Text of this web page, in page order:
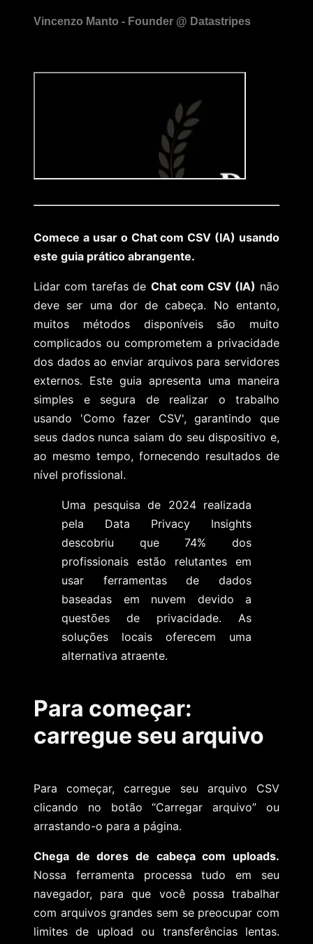
Comece a usar o Chat com CSV (IA) usando
este guia prático abrangente.
Lidar com tarefas de Chat com CSV (IA) não
deve ser uma dor de cabeça. No entanto,
muitos métodos disponíveis são muito
complicados ou comprometem a privacidade
dos dados ao enviar arquivos para servidores
externos. Este guia apresenta uma maneira
simples e segura de realizar o trabalho
usando 'Como fazer CSV', garantindo que
seus dados nunca saiam do seu dispositivo e,
ao mesmo tempo, fornecendo resultados de
nível profissional.
Uma pesquisa de 2024 realizada
pela Data Privacy Insights
descobriu que 74% dos
profissionais estão relutantes em
usar ferramentas de dados
baseadas em nuvem devido a
questões de privacidade. As
soluções locais oferecem uma
alternativa atraente.
Para começar:
carregue seu arquivo
Para começar, carregue seu arquivo CSV
clicando no botão “Carregar arquivo” ou
arrastando-o para a página.
Chega de dores de cabeça com uploads.
Nossa ferramenta processa tudo em seu
navegador, para que você possa trabalhar
com arquivos grandes sem se preocupar com
limites de upload ou transferências lentas.